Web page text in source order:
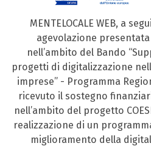
MENTELOCALE WEB, a
agevolazione
nell’ambito del Bando
progetti di digitalizzazione
imprese” - Programma
ricevuto il sostegno
nell’ambito del progetto
realizzazione di un
miglioramento della